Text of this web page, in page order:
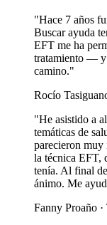
"Hace 7 años
Buscar ayuda
EFT me ha
tratamiento — y
camino."
Rocío
"He asistido a
temáticas de
parecieron muy
la técnica EFT,
tenía. Al final
ánimo. Me
Fanny Proaño